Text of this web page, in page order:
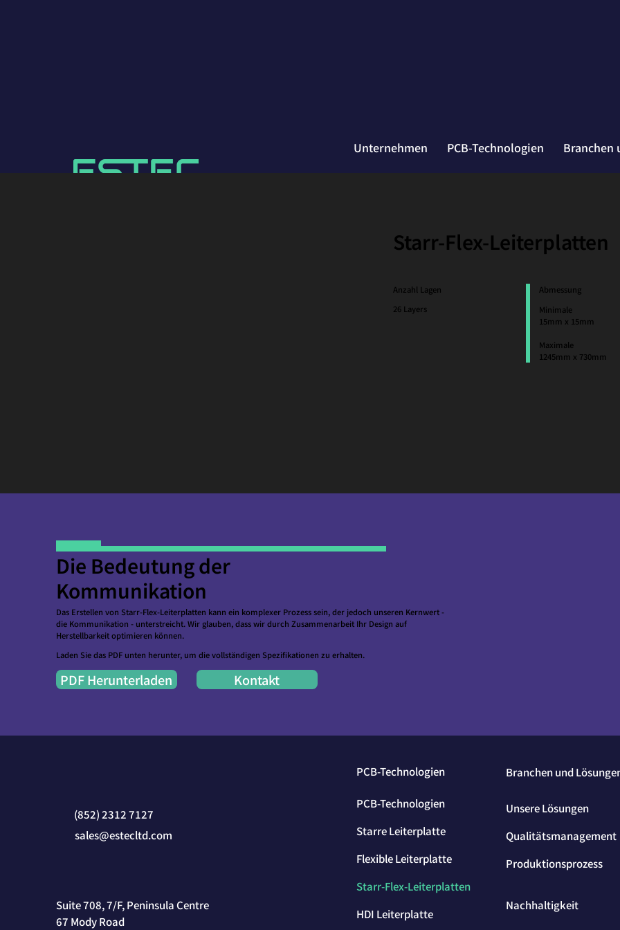
Unternehmen PCB-Technologien Branchen
Starr-Flex-Leiterplatten
Anzahl Lagen
26 Layers
Abmessung
Minimale
15mm x 15mm
Maximale
1245mm x 730mm
Die Bedeutung der
Kommunikation
Das Erstellen von Starr-Flex-Leiterplatten kann ein komplexer Prozess sein, der jedoch unseren Kernwert -
die Kommunikation - unterstreicht. Wir glauben, dass wir durch Zusammenarbeit Ihr Design auf
Herstellbarkeit optimieren können.
Laden Sie das PDF unten herunter, um die vollständigen Spezifikationen zu erhalten.
PDF Herunterladen Kontakt
(852) 2312 7127
sales@estecltd.com
Suite 708, 7/F, Peninsula Centre
67 Mody Road
Nachhaltigkeit
PCB-Technologien
PCB-Technologien
Starre Leiterplatte
Flexible Leiterplatte
Starr-Flex-Leiterplatten
HDI Leiterplatte
Branchen und
Unsere Lösungen
Qualitätsmanagement
Produktionsprozess